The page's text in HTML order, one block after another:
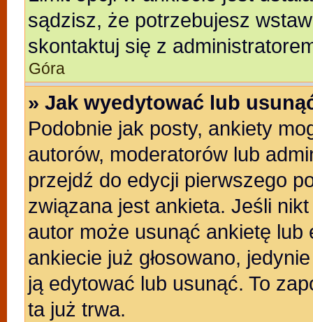
sądzisz, że potrzebujesz
skontaktuj się z
Góra
» Jak wyedytować lub
Podobnie jak posty, ankiety
autorów, moderatorów lub
przejdź do edycji pierwszego
związana jest ankieta. Jeśli
autor może usunąć ankietę
ankiecie już głosowano,
ją edytować lub usunąć. To
ta już trwa.